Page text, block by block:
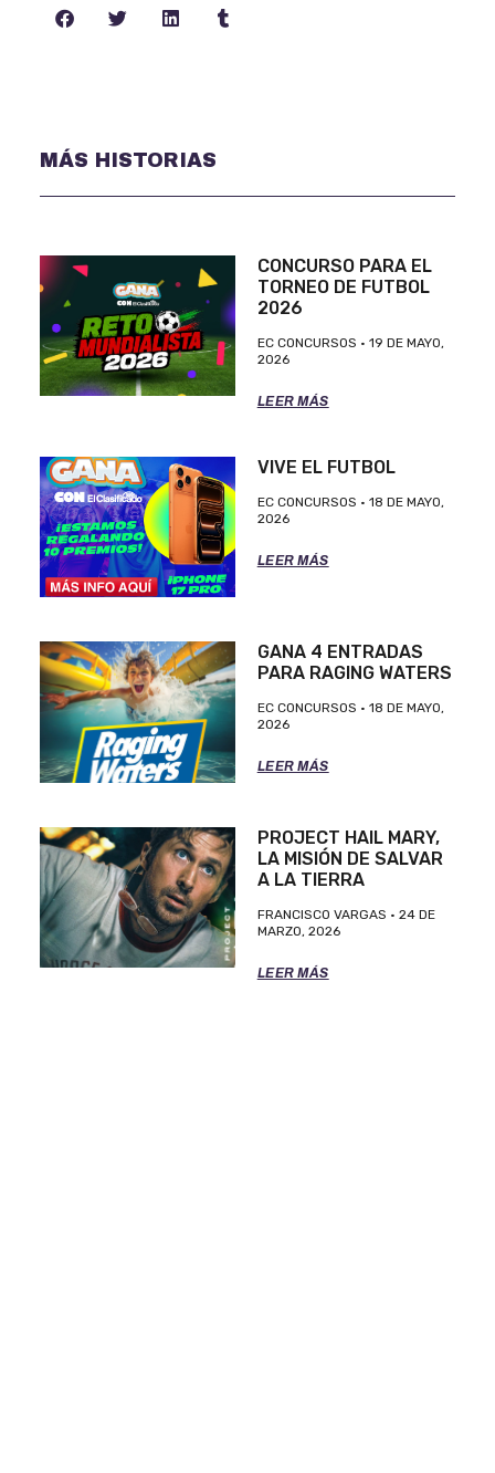
MÁS HISTORIAS
CONCURSO PARA EL
TORNEO DE FUTBOL
2026
EC CONCURSOS
19 DE MAYO,
2026
LEER MÁS
VIVE EL FUTBOL
EC CONCURSOS
18 DE MAYO,
2026
LEER MÁS
GANA 4 ENTRADAS
PARA RAGING WATERS
EC CONCURSOS
18 DE MAYO,
2026
LEER MÁS
PROJECT HAIL MARY,
LA MISIÓN DE SALVAR
A LA TIERRA
FRANCISCO VARGAS
24 DE
MARZO, 2026
LEER MÁS